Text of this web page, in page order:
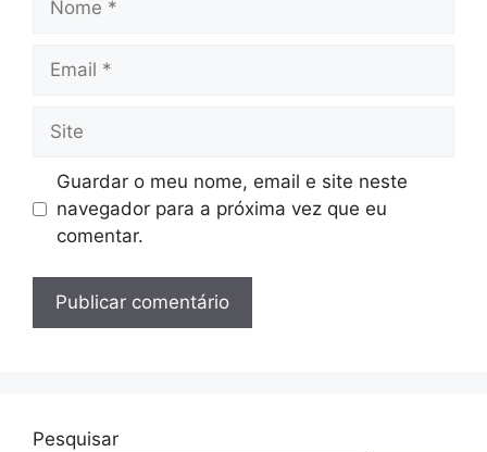
Guardar o meu nome, email e site neste
navegador para a próxima vez que eu
comentar.
Pesquisar